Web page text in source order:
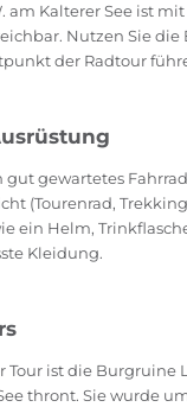
am Kalterer See ist
Nutzen Sie
der Radtour
gewartetes
(Tourenrad,
ein Helm,
Kleidung.
Tour ist die Burgruine
thront. Sie wurde